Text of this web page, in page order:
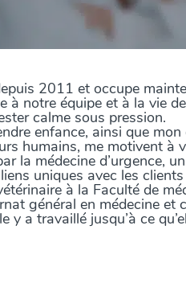
2011 et occupe
à notre équipe et à la vie
calme sous pression.
enfance, ainsi que mon
humains, me motivent à
la médecine d’urgence,
uniques avec les
à la Faculté de
général en médecine et
a travaillé jusqu’à ce